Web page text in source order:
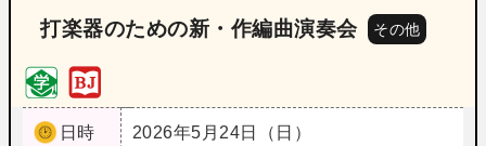
打楽器のための新・作編曲演奏会 その他
日時
2026年5月24日（日）